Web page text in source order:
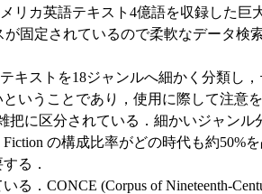
リカ英語テキスト4億語を収録した巨
固定されているので柔軟なデータ検
キストを18ジャンルへ細かく分類し
いうことであり，使用に際して注意を
把に区分されている．細かいジャン
の構成比率がどの時代も約50%
る．
CONCE (Corpus of Nineteenth-